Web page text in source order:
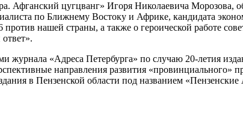
Афганский цугцванг» Игоря Николаевича Морозова,
по Ближнему Востоку и Африке, кандидата
нашей страны, а также о героической работе
журнала «Адреса Петербурга» по случаю 20-летия
направления развития «провинциального»
в Пензенской области под названием